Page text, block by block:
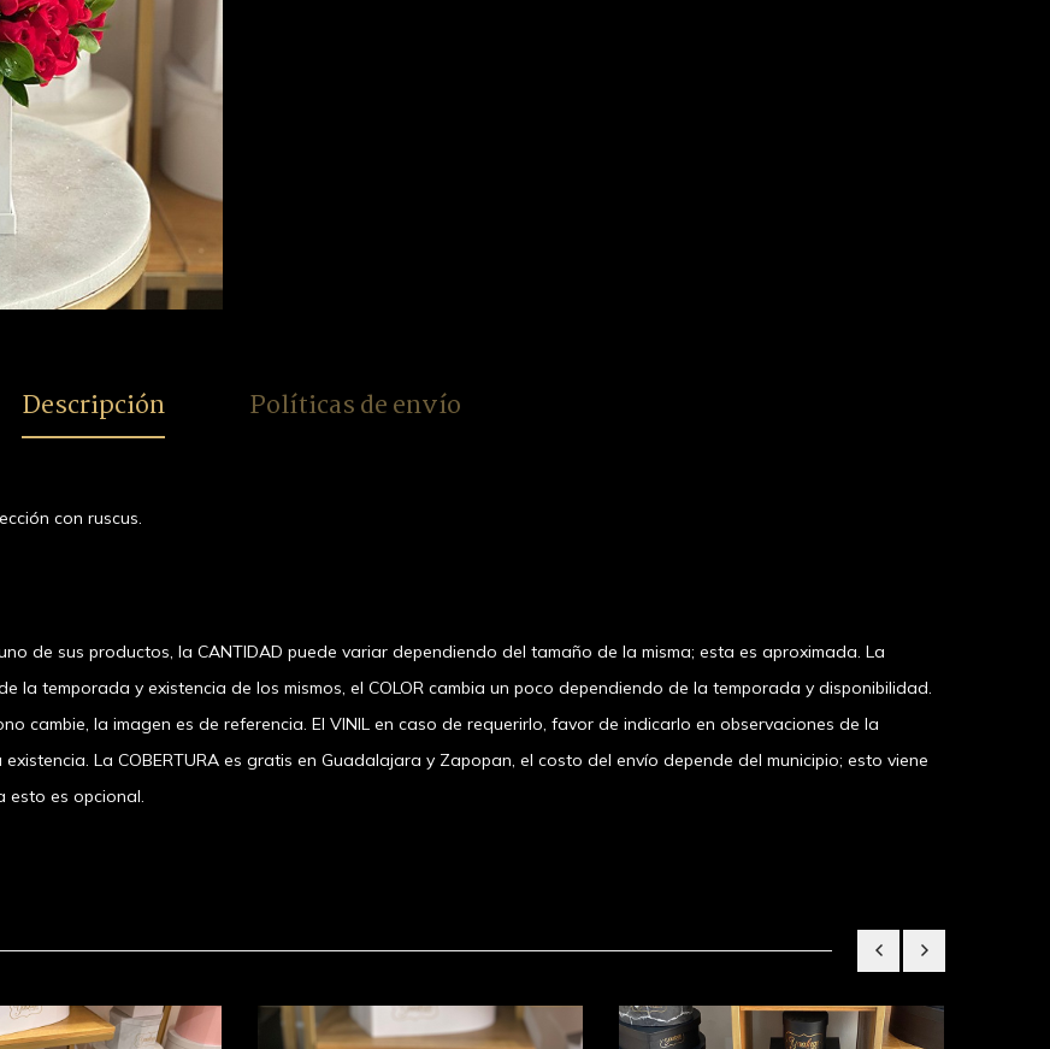
Descripción Políticas de envío
con ruscus.
de sus productos, la CANTIDAD puede variar dependiendo del tamaño de la misma; esta es aproximada. La
la temporada y existencia de los mismos, el COLOR cambia un poco dependiendo de la temporada y disponibilidad.
cambie, la imagen es de referencia. El VINIL en caso de requerirlo, favor de indicarlo en observaciones de la
La COBERTURA es gratis en Guadalajara y Zapopan, el costo del envío depende del municipio; esto viene
esto es opcional.